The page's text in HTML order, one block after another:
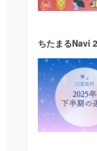
ちたまるNavi